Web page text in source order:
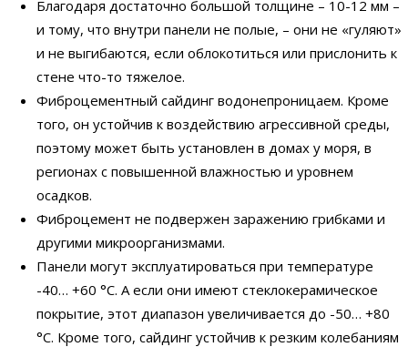
Благодаря достаточно большой толщине – 10-12 мм –
и тому, что внутри панели не полые, – они не «гуляют»
и не выгибаются, если облокотиться или прислонить к
стене что-то тяжелое.
Фиброцементный сайдинг водонепроницаем. Кроме
того, он устойчив к воздействию агрессивной среды,
поэтому может быть установлен в домах у моря, в
регионах с повышенной влажностью и уровнем
осадков.
Фиброцемент не подвержен заражению грибками и
другими микроорганизмами.
Панели могут эксплуатироваться при температуре
-40… +60 °С. А если они имеют стеклокерамическое
покрытие, этот диапазон увеличивается до -50… +80
°С. Кроме того, сайдинг устойчив к резким колебаниям